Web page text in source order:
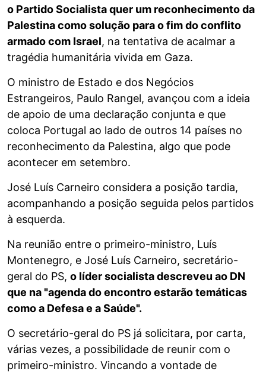
o Partido Socialista quer um reconhecimento da
Palestina como solução para o fim do conflito
armado com Israel, na tentativa de acalmar a
tragédia humanitária vivida em Gaza.
O ministro de Estado e dos Negócios
Estrangeiros, Paulo Rangel, avançou com a ideia
de apoio de uma declaração conjunta e que
coloca Portugal ao lado de outros 14 países no
reconhecimento da Palestina, algo que pode
acontecer em setembro.
José Luís Carneiro considera a posição tardia,
acompanhando a posição seguida pelos partidos
à esquerda.
Na reunião entre o primeiro-ministro, Luís
Montenegro, e José Luís Carneiro, secretário-
geral do PS, o líder socialista descreveu ao DN
que na "agenda do encontro estarão temáticas
como a Defesa e a Saúde".
O secretário-geral do PS já solicitara, por carta,
várias vezes, a possibilidade de reunir com o
primeiro-ministro. Vincando a vontade de